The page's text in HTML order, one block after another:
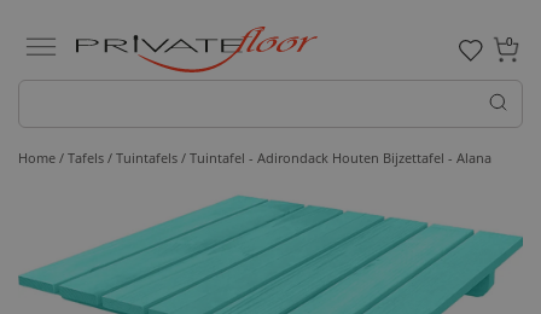
0
Home / Tafels / Tuintafels / Tuintafel - Adirondack Houten Bijzettafel - Alana